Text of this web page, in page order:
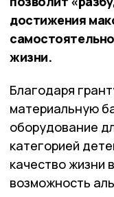
достижения
жизни.
Благодаря
материальную
оборудование
категорией
качество жизни
возможность